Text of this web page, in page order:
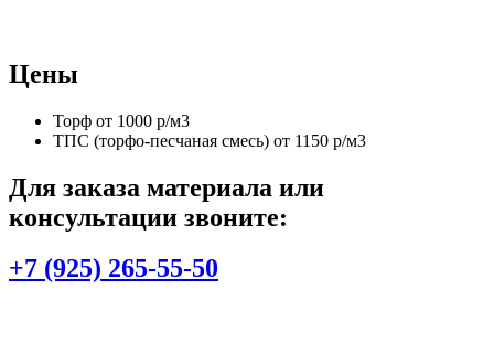
Цены
Торф от 1000 р/м3
ТПС (торфо-песчаная смесь) от 1150 р/м3
Для заказа материала или
консультации звоните:
+7 (925) 265-55-50